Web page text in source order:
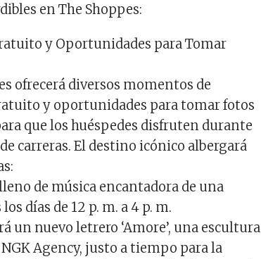
en The Shoppes:
y Oportunidades para Tomar
ofrecerá diversos momentos de
y oportunidades para tomar fotos
que los huéspedes disfruten durante
carreras. El destino icónico albergará
de música encantadora de una
días de 12 p. m. a 4 p. m.
un nuevo letrero ‘Amore’, una escultura
Agency, justo a tiempo para la